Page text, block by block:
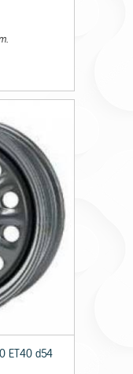
ET40 d54